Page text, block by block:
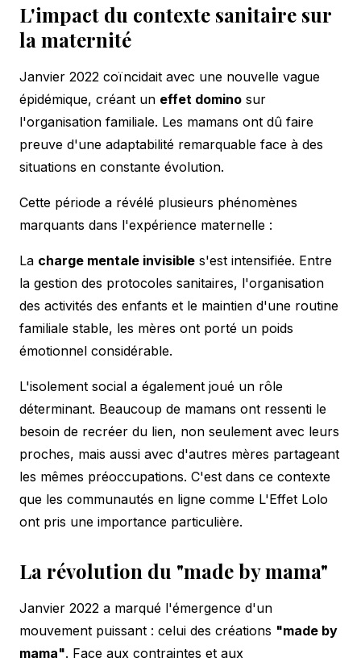
L'impact du contexte sanitaire sur
la maternité
Janvier 2022 coïncidait avec une nouvelle vague
épidémique, créant un effet domino sur
l'organisation familiale. Les mamans ont dû faire
preuve d'une adaptabilité remarquable face à des
situations en constante évolution.
Cette période a révélé plusieurs phénomènes
marquants dans l'expérience maternelle :
La charge mentale invisible s'est intensifiée. Entre
la gestion des protocoles sanitaires, l'organisation
des activités des enfants et le maintien d'une routine
familiale stable, les mères ont porté un poids
émotionnel considérable.
L'isolement social a également joué un rôle
déterminant. Beaucoup de mamans ont ressenti le
besoin de recréer du lien, non seulement avec leurs
proches, mais aussi avec d'autres mères partageant
les mêmes préoccupations. C'est dans ce contexte
que les communautés en ligne comme L'Effet Lolo
ont pris une importance particulière.
La révolution du "made by mama"
Janvier 2022 a marqué l'émergence d'un
mouvement puissant : celui des créations "made by
mama". Face aux contraintes et aux